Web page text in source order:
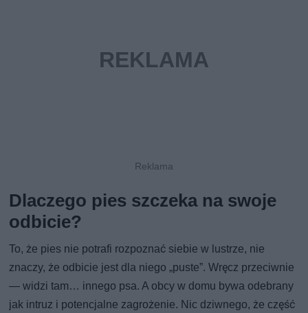
Dlaczego pies szczeka na swoje
odbicie?
To, że pies nie potrafi rozpoznać siebie w lustrze, nie
znaczy, że odbicie jest dla niego „puste”. Wręcz przeciwnie
— widzi tam… innego psa. A obcy w domu bywa odebrany
jak intruz i potencjalne zagrożenie. Nic dziwnego, że część